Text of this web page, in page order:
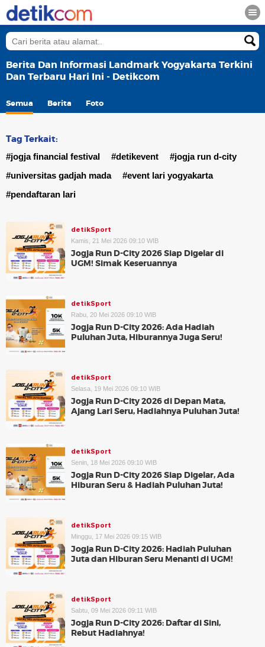
Berita Dan Informasi Landmark Yogyakarta Terkini
Dan Terbaru Hari Ini - Detikcom
Semua Berita Foto
Tag Terkait:
#jogja financial festival #detikevent
#jogja run d-city
#universitas gadjah mada
#event lari yogyakarta
#pendaftaran lari
detikSport
Kamis, 21 Mei 2026 09:10 WIB
Jogja Run D-City 2026 Siap Digelar di
UGM! Simak Keseruannya
detikSport
Rabu, 20 Mei 2026 09:10 WIB
Jogja Run D-City 2026: Ada Hadiah
Puluhan Juta, Hiburannya Juga Seru!
detikSport
Selasa, 19 Mei 2026 09:10 WIB
Jogja Run D-City 2026 di Depan Mata,
Ajang Lari Seru, Hadiahnya Puluhan Juta!
detikSport
Senin, 18 Mei 2026 09:10 WIB
Jogja Run D-City 2026 Siap Digelar, Ada
Hiburan Seru & Hadiah Puluhan Juta!
detikSport
Minggu, 17 Mei 2026 09:15 WIB
Jogja Run D-City 2026: Hadiah Puluhan
Juta dan Hiburan Seru Menanti di UGM!
detikSport
Sabtu, 09 Mei 2026 09:11 WIB
Jogja Run D-City 2026: Daftar di Sini,
Rebut Hadiahnya!